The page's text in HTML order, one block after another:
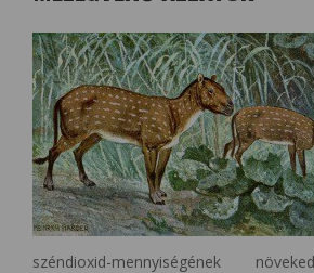
széndioxid-mennyiségének